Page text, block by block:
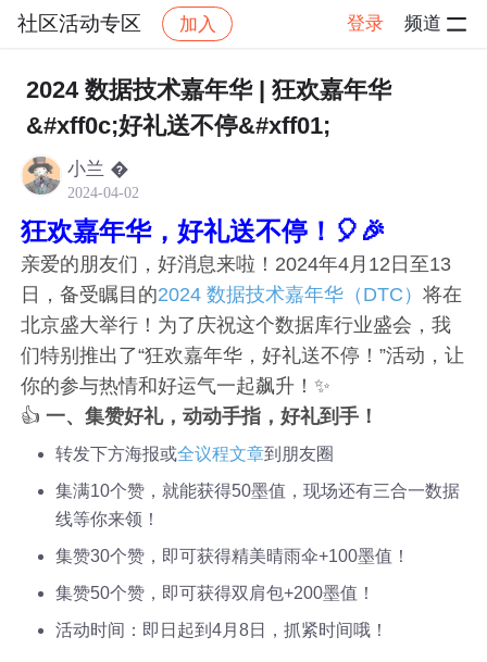
社区活动专区 加入 登录 频道
社区 社区活动专区 帖子详情
2024 数据技术嘉年华 | 狂欢嘉年华
&#xff0c;好礼送不停&#xff01;
小兰 �
2024-04-02
狂欢嘉年华，好礼送不停！🎈🎉
亲爱的朋友们，好消息来啦！2024年4月12日至13
日，备受瞩目的2024 数据技术嘉年华（DTC）将在
北京盛大举行！为了庆祝这个数据库行业盛会，我
们特别推出了“狂欢嘉年华，好礼送不停！”活动，让
你的参与热情和好运气一起飙升！✨
👍一、集赞好礼，动动手指，好礼到手！
转发下方海报或全议程文章到朋友圈
集满10个赞，就能获得50墨值，现场还有三合一数据
线等你来领！
集赞30个赞，即可获得精美晴雨伞+100墨值！
集赞50个赞，即可获得双肩包+200墨值！
活动时间：即日起到4月8日，抓紧时间哦！